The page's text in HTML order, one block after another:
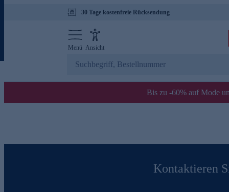
30 Tage kostenfreie Rücksendung
Menü Ansicht
Bis zu -60% auf Mode
Kontaktieren